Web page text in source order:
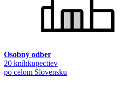
Osobný odber
20 kníhkupectiev
po celom Slovensku